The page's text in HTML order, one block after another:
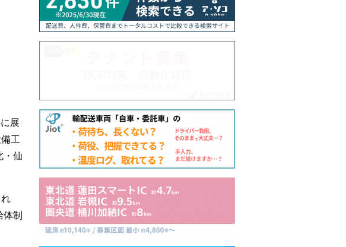
展
工
・仙
体制